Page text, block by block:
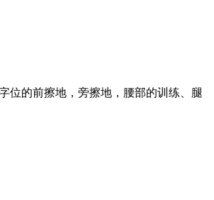
位的前擦地，旁擦地，腰部的训练、腿